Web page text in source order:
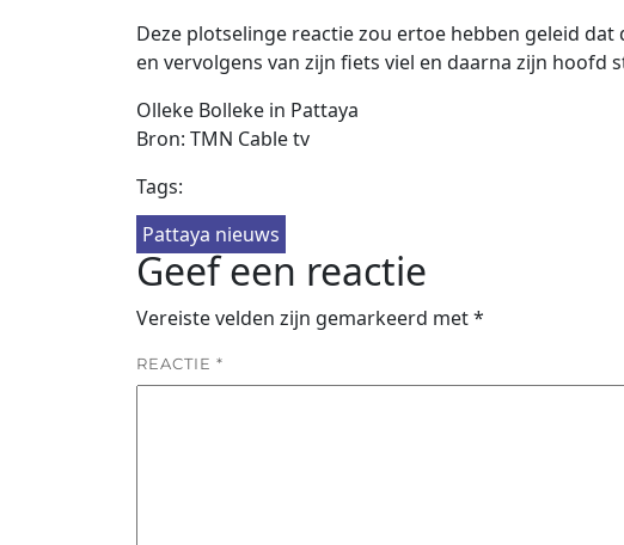
Deze plotselinge reactie zou ertoe hebben geleid
en vervolgens van zijn fiets viel en daarna zijn hoofd
Olleke Bolleke in Pattaya
Bron: TMN Cable tv
Tags:
Pattaya nieuws
Geef een reactie
Vereiste velden zijn gemarkeerd met*
REACTIE *